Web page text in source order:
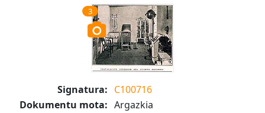
3
Signatura: C100716
Dokumentu mota: Argazkia